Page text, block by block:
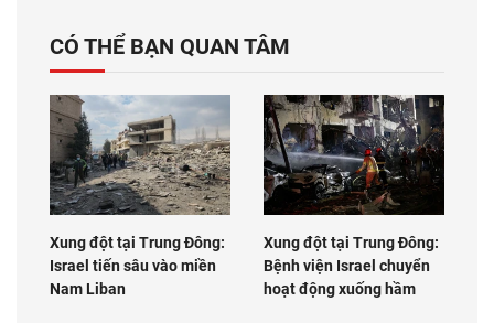
CÓ THỂ BẠN QUAN TÂM
Xung đột tại Trung Đông:
Israel tiến sâu vào miền
Nam Liban
Xung đột tại Trung Đông:
Bệnh viện Israel chuyển
hoạt động xuống hầm